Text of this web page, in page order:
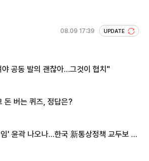
08.09 17:39 UPDATE
공동 발의 괜찮아…그것이 협치"
돈 버는 퀴즈, 정답은?
' 윤곽 나오나…한국 新통상정책 교두보 활